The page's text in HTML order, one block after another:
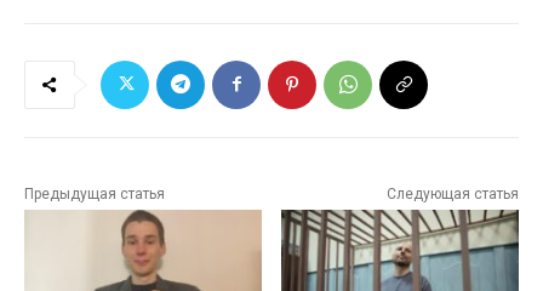
Предыдущая статья Следующая статья